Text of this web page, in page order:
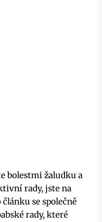
bolestmi žaludku a
rady, jste na
se‌ společně
rady, které